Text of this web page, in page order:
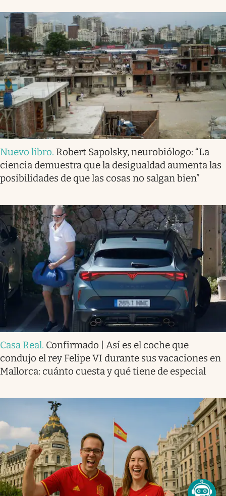
Nuevo libro. Robert Sapolsky, neurobiólogo: “La
ciencia demuestra que la desigualdad aumenta las
posibilidades de que las cosas no salgan bien”
Casa Real. Confirmado | Así es el coche que
condujo el rey Felipe VI durante sus vacaciones en
Mallorca: cuánto cuesta y qué tiene de especial